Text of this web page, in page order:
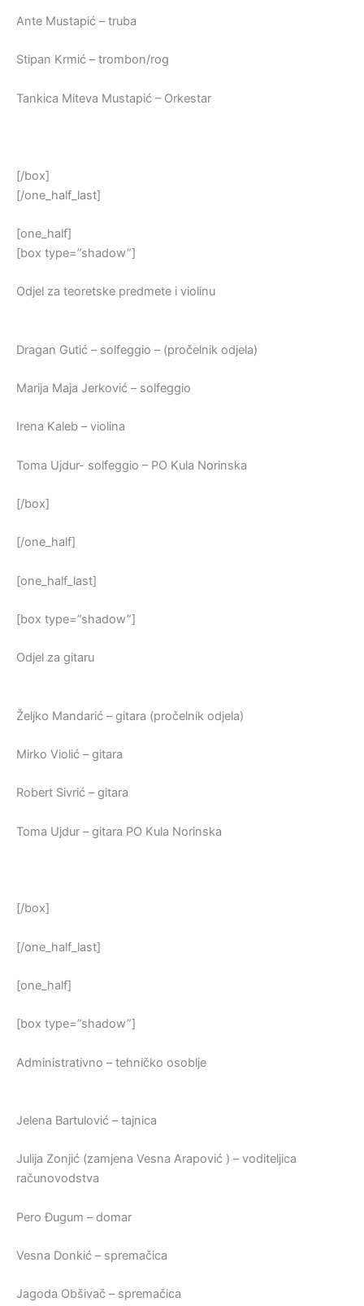
Ante Mustapić – truba
Stipan Krmić – trombon/rog
Tankica Miteva Mustapić – Orkestar
[/box]
[/one_half_last]
[one_half]
[box type=”shadow”]
Odjel za teoretske predmete i violinu
Dragan Gutić – solfeggio – (pročelnik odjela)
Marija Maja Jerković – solfeggio
Irena Kaleb – violina
Toma Ujdur- solfeggio – PO Kula Norinska
[/box]
[/one_half]
[one_half_last]
[box type=”shadow”]
Odjel za gitaru
Željko Mandarić – gitara (pročelnik odjela)
Mirko Violić – gitara
Robert Sivrić – gitara
Toma Ujdur – gitara PO Kula Norinska
[/box]
[/one_half_last]
[one_half]
[box type=”shadow”]
Administrativno – tehničko osoblje
Jelena Bartulović – tajnica
Julija Zonjić (zamjena Vesna Arapović ) – voditeljica
računovodstva
Pero Đugum – domar
Vesna Donkić – spremačica
Jagoda Obšivač – spremačica